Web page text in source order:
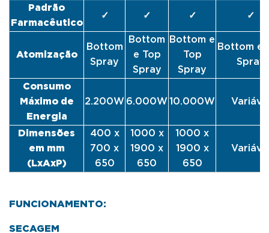
Padrão
Farmacêutico
✓ ✓ ✓ ✓
Atomização
Bottom
Spray
Bottom
e Top
Spray
Bottom e
Top
Spray
Bottom e
Spray
Consumo
Máximo de
Energia
2.200W 6.000W 10.000W
Dimensões
em mm
(LxAxP)
400 x
700 x
650
1000 x
1900 x
650
1000 x
1900 x
650
FUNCIONAMENTO:
SECAGEM